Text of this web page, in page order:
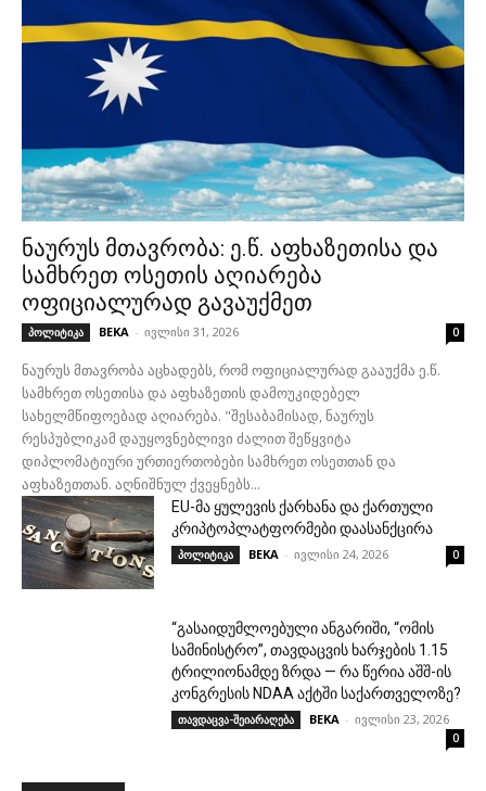
ნაურუს მთავრობა: ე.წ. აფხაზეთისა და
სამხრეთ ოსეთის აღიარება
ოფიციალურად გავაუქმეთ
პოლიტიკა BEKA - ივლისი 31, 2026 0
ნაურუს მთავრობა აცხადებს, რომ ოფიციალურად გააუქმა ე.წ.
სამხრეთ ოსეთისა და აფხაზეთის დამოუკიდებელ
სახელმწიფოებად აღიარება. "შესაბამისად, ნაურუს
რესპუბლიკამ დაუყოვნებლივი ძალით შეწყვიტა
დიპლომატიური ურთიერთობები სამხრეთ ოსეთთან და
აფხაზეთთან. აღნიშნულ ქვეყნებს...
EU-მა ყულევის ქარხანა და ქართული
კრიპტოპლატფორმები დაასანქცირა
პოლიტიკა BEKA - ივლისი 24, 2026 0
“გასაიდუმლოებული ანგარიში, “ომის
სამინისტრო”, თავდაცვის ხარჯების 1.15
ტრილიონამდე ზრდა — რა წერია აშშ-ის
კონგრესის NDAA აქტში საქართველოზე?
თავდაცვა-შეიარაღება BEKA - ივლისი 23, 2026
0